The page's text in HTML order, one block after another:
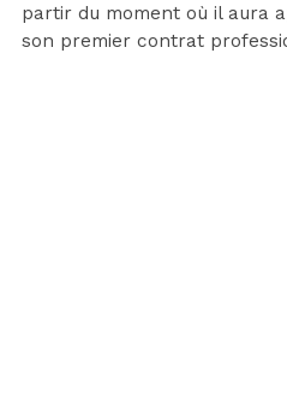
partir du moment où il aura
son premier contrat